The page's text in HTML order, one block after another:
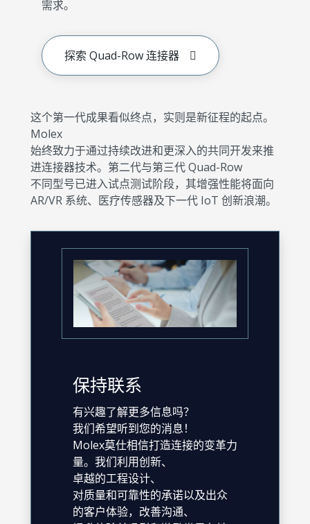
需求。
探索 Quad-Row 连接器
这个第一代成果看似终点，实则是新征程的起点。
Molex
始终致力于通过持续改进和更深入的共同开发来推
进连接器技术。第二代与第三代 Quad-Row
不同型号已进入试点测试阶段，其增强性能将面向
AR/VR 系统、医疗传感器及下一代 IoT 创新浪潮。
保持联系
有兴趣了解更多信息吗？
我们希望听到您的消息！
Molex莫仕相信打造连接的变革力
量。我们利用创新、
卓越的工程设计、
对质量和可靠性的承诺以及出众
的客户体验，改善沟通、